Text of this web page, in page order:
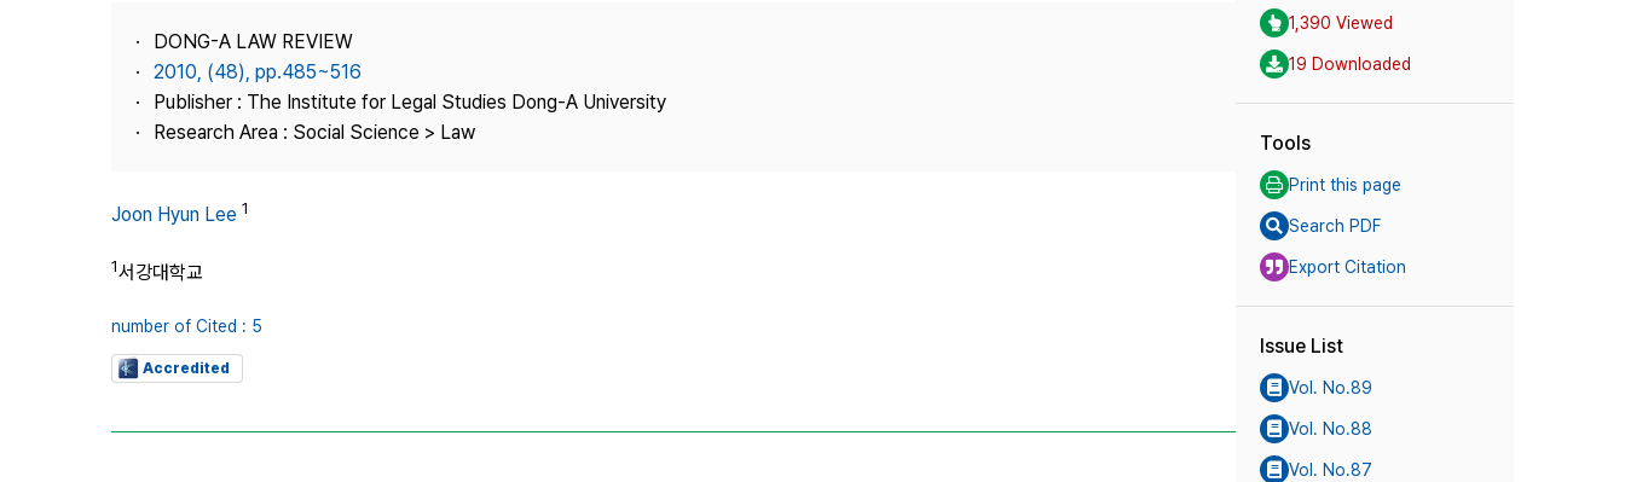
Journal Information
Publisher
Contact Us
DONG-A LAW REVIEW
2010, (48), pp.485~516
Publisher : The Institute for Legal Studies Dong-A University
Research Area : Social Science > Law
Joon Hyun Lee 1
1서강대학교
number of Cited : 5
Accredited
1,390 Viewed
19 Downloaded
Tools
Print this page
Search PDF
Export Citation
Issue List
Vol. No.89
Vol. No.88
Vol. No.87